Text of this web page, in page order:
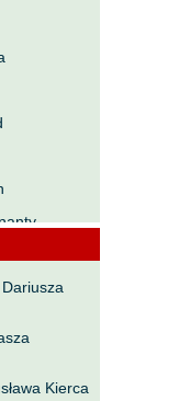
Kierca